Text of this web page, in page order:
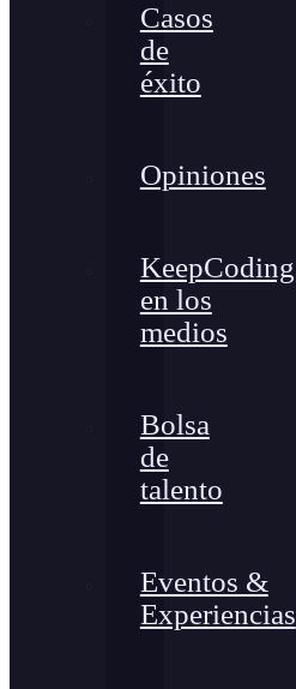
Casos
de
éxito
Opiniones
KeepCoding
en los
medios
Bolsa
de
talento
Eventos &
Experiencias